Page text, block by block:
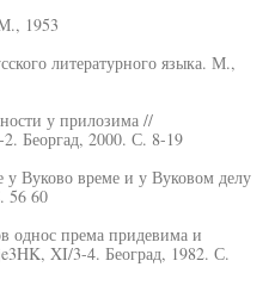
1953
литературного языка. М.,
у прилозима //
Беоргад, 2000. С. 8-19
Вуково време и у Вуковом делу
56 60
однос према придевима и
XI/3-4. Београд, 1982. С.